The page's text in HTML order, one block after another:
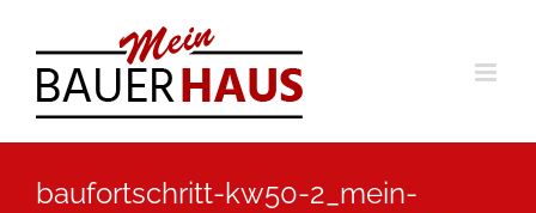
Inhalt
springen
baufortschritt-kw50-2_mein-